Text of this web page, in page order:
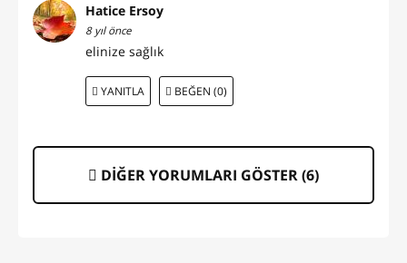
Hatice Ersoy
8 yıl önce
elinize sağlık
YANITLA BEĞEN (0)
DİĞER YORUMLARI GÖSTER (6)